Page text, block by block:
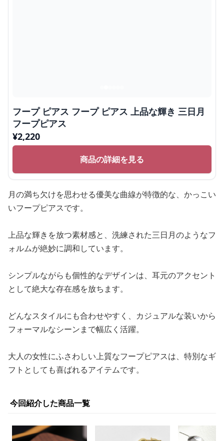
フープ ピアス フープ ピアス 上品な輝き 三日月
フープピアス
¥2,220
商品の詳細を見る
月の満ち欠けを思わせる優美な曲線が特徴的な、かっこい
いフープピアスです。
上品な輝きを放つ素材感と、洗練された三日月のようなフ
ォルムが絶妙に調和しています。
シンプルながらも個性的なデザインは、耳元のアクセント
として絶大な存在感を放ちます。
どんなスタイルにも合わせやすく、カジュアルな装いから
フォーマルなシーンまで幅広く活躍。
大人の女性にふさわしい上質なフープピアスは、特別なギ
フトとしても喜ばれるアイテムです。
今回紹介した商品一覧